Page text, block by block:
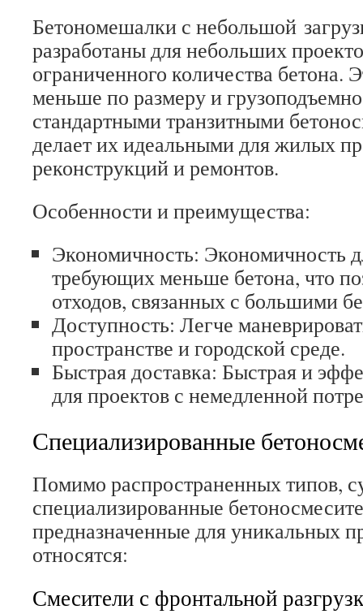
Бетономешалки с небольшой
разработаны для небольших
ограниченного количества бетона.
меньше по размеру и
стандартными транзитными
делает их идеальными для жилых
реконструкций и ремонтов.
Особенности и преимущества:
Экономичность: Экономичность
требующих меньше бетона, что
отходов, связанных с большими
Доступность: Легче
пространстве и городской среде.
Быстрая доставка: Быстрая и
для проектов с немедленной
Специализированные
Помимо распространенных типов,
специализированные
предназначенные для уникальных
относятся:
Смесители с фронтальной